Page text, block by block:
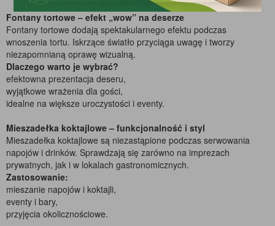
Fontany tortowe – efekt „wow” na deserze
Fontany tortowe dodają spektakularnego efektu podczas
wnoszenia tortu. Iskrzące światło przyciąga uwagę i tworzy
niezapomnianą oprawę wizualną.
Dlaczego warto je wybrać?
efektowna prezentacja deseru,
wyjątkowe wrażenia dla gości,
idealne na większe uroczystości i eventy.
Mieszadełka koktajlowe – funkcjonalność i styl
Mieszadełka koktajlowe są niezastąpione podczas serwowania
napojów i drinków. Sprawdzają się zarówno na imprezach
prywatnych, jak i w lokalach gastronomicznych.
Zastosowanie:
mieszanie napojów i koktajli,
eventy i bary,
przyjęcia okolicznościowe.